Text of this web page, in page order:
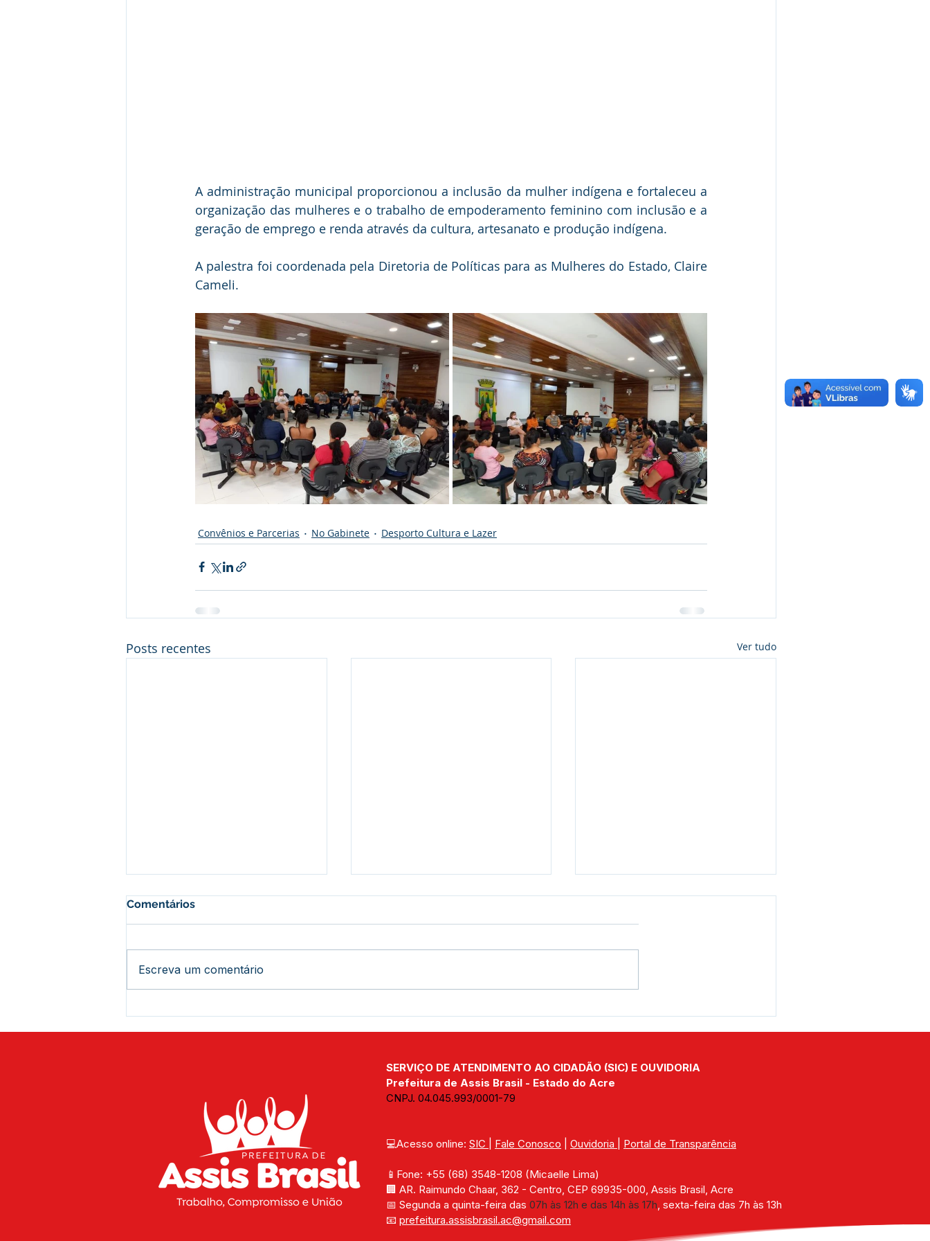
A administração municipal proporcionou a inclusão da mulher indígena e fortaleceu a
organização das mulheres e o trabalho de empoderamento feminino com inclusão e a
geração de emprego e renda através da cultura, artesanato e produção indígena.
A palestra foi coordenada pela Diretoria de Políticas para as Mulheres do Estado, Claire
Cameli.
Convênios e Parcerias No Gabinete Desporto Cultura e Lazer
Posts recentes Ver tudo
verão na nossa região.
Comentários
Escreva um comentário
SERVIÇO DE ATENDIMENTO AO CIDADÃO (SIC) E OUVIDORIA
Prefeitura de Assis Brasil - Estado do Acre
CNPJ. 04.045.993/0001-79
💻Acesso online: SIC Fale Conosco Ouvidoria Portal de Transparência
📱Fone: +55 (68) 3548-1208 (Micaelle Lima)
🏢 AR. Raimundo Chaar, 362 - Centro, CEP 69935-000, Assis Brasil, Acre
📅 Segunda a quinta-feira das 07h às 12h e das 14h às 17h, sexta-feira das 7h às 13h
📧 prefeitura.assisbrasil.ac@gmail.com